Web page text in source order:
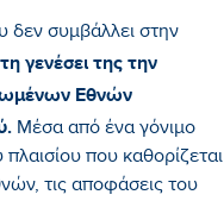
δεν συμβάλλει στην
γενέσει της την
Εθνών
Μέσα από ένα γόνιμο
που καθορίζεται
τις αποφάσεις του